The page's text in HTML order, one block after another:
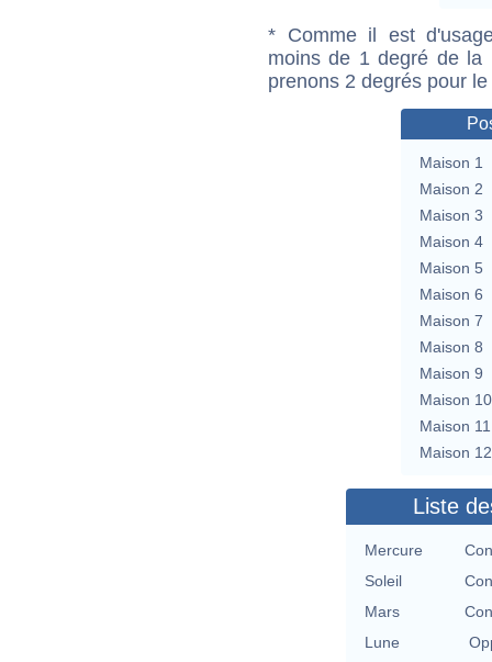
* Comme il est
moins de 1 degré de la
prenons 2 degrés pour
Maison 1
Maison 2
Maison 3
Maison 4
Maison 5
Maison 6
Maison 7
Maison 8
Maison 9
Maison 10
Maison 11
Maison 12
Liste
Mercure
Soleil
Mars
Lune